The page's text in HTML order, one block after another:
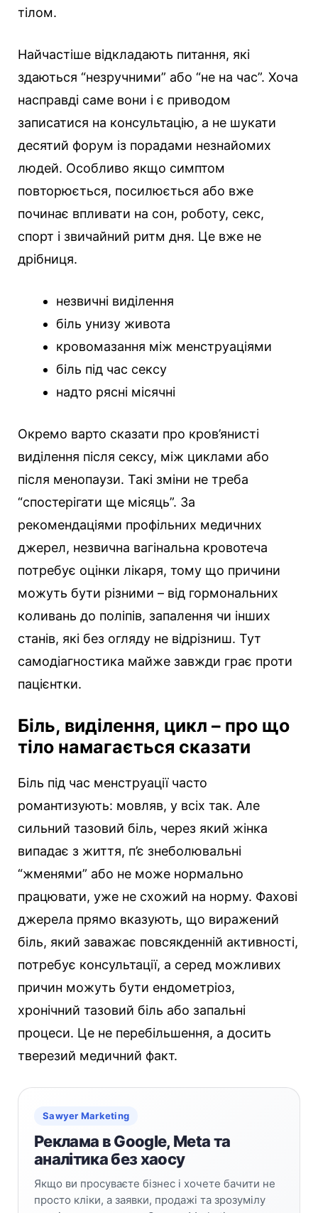
тілом.
Найчастіше відкладають питання, які
здаються “незручними” або “не на час”. Хоча
насправді саме вони і є приводом
записатися на консультацію, а не шукати
десятий форум із порадами незнайомих
людей. Особливо якщо симптом
повторюється, посилюється або вже
починає впливати на сон, роботу, секс,
спорт і звичайний ритм дня. Це вже не
дрібниця.
незвичні виділення
біль унизу живота
кровомазання між менструаціями
біль під час сексу
надто рясні місячні
Окремо варто сказати про кров’янисті
виділення після сексу, між циклами або
після менопаузи. Такі зміни не треба
“спостерігати ще місяць”. За
рекомендаціями профільних медичних
джерел, незвична вагінальна кровотеча
потребує оцінки лікаря, тому що причини
можуть бути різними – від гормональних
коливань до поліпів, запалення чи інших
станів, які без огляду не відрізниш. Тут
самодіагностика майже завжди грає проти
пацієнтки.
Біль, виділення, цикл – про що
тіло намагається сказати
Біль під час менструації часто
романтизують: мовляв, у всіх так. Але
сильний тазовий біль, через який жінка
випадає з життя, п’є знеболювальні
“жменями” або не може нормально
працювати, уже не схожий на норму. Фахові
джерела прямо вказують, що виражений
біль, який заважає повсякденній активності,
потребує консультації, а серед можливих
причин можуть бути ендометріоз,
хронічний тазовий біль або запальні
процеси. Це не перебільшення, а досить
тверезий медичний факт.
Sawyer Marketing
Реклама в Google, Meta та
аналітика без хаосу
Якщо ви просуваєте бізнес і хочете бачити не
просто кліки, а заявки, продажі та зрозумілу